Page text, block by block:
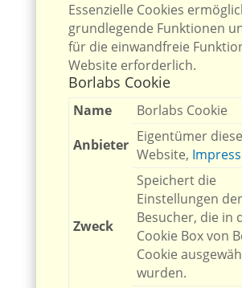
Essenzielle Cookies
grundlegende Funktionen
für die einwandfreie
Website erforderlich.
Borlabs Cookie
Name
Borlabs Cookie
Anbieter Eigentümer
Website,
Zweck
Speichert die
Einstellungen der
Besucher, die in
Cookie Box von
Cookie
wurden.